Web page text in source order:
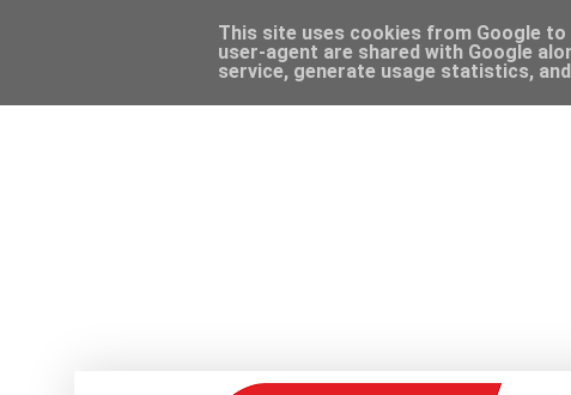
This site uses cookies from Google
user-agent are shared with Google
service, generate usage statistics,